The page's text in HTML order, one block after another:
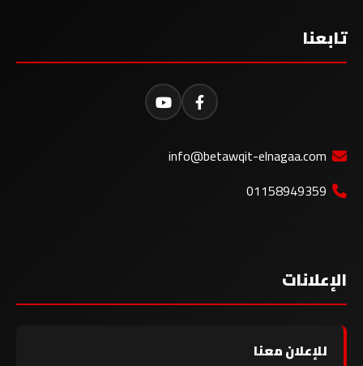
تابعنا
info@betawqit-elnagaa.com
01158949359
الإعلانات
للإعلان معنا